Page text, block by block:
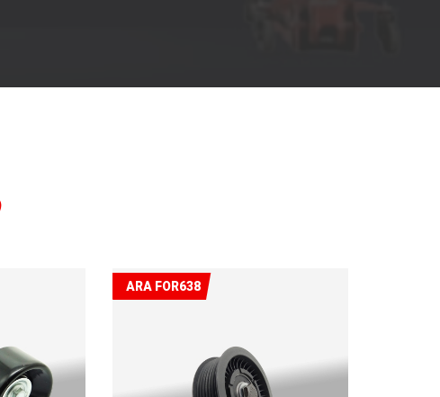
ARA FOR638